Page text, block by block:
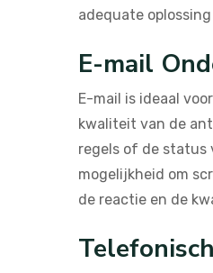
adequate
E-mail
E-mail is ideaal
kwaliteit van de
regels of de status
mogelijkheid om
de reactie en de